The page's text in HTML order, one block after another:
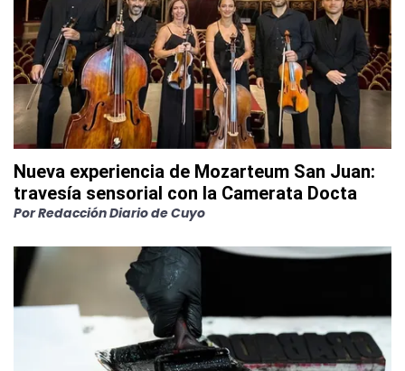
Nueva experiencia de Mozarteum San Juan:
travesía sensorial con la Camerata Docta
PorRedacción Diario de Cuyo